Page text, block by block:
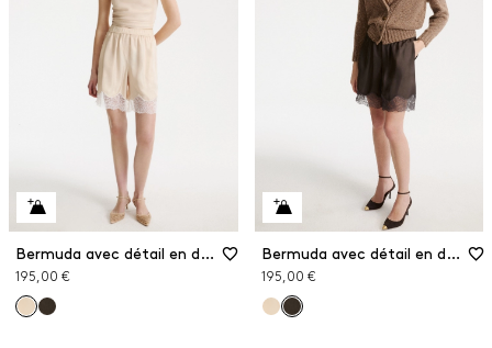
Bermuda avec détail en dentelle
195,00 €
Bermuda avec détail en dentelle
195,00 €